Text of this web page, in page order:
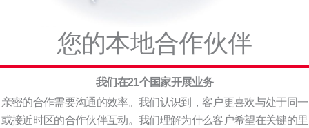
您的本地合作伙伴
我们在21个国家开展业务
亲密的合作需要沟通的效率。我们认识到，客户更喜欢与处于同一
或接近时区的合作伙伴互动。我们理解为什么客户希望在关键的里